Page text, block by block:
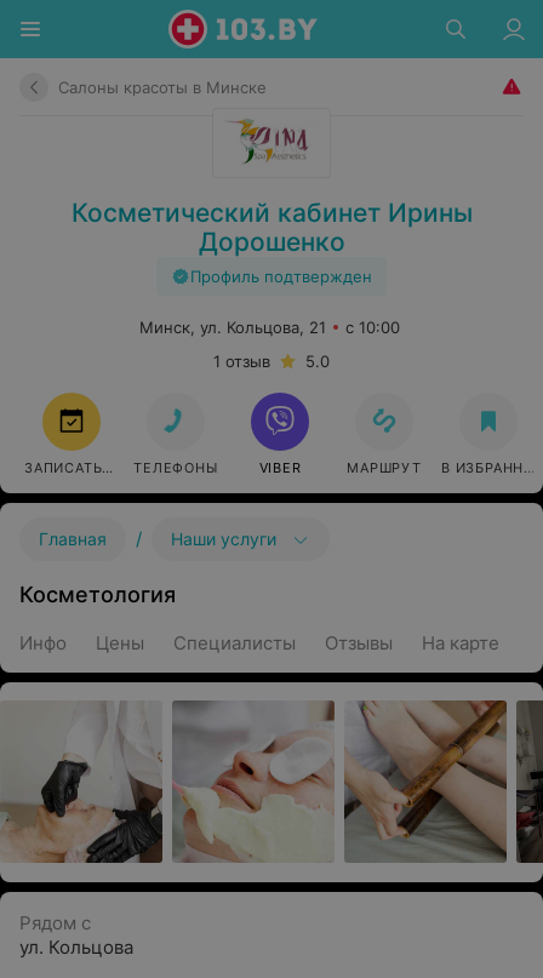
Салоны красоты в Минске
Косметический кабинет Ирины
Дорошенко
Профиль подтвержден
Минск, ул. Кольцова, 21
с 10:00
1 отзыв
5.0
ЗАПИСАТЬСЯ ТЕЛЕФОНЫ VIBER МАРШРУТ В ИЗБРАННОЕ
Главная / Наши услуги
Косметология
Инфо Цены Специалисты Отзывы На карте
Рядом с
ул. Кольцова